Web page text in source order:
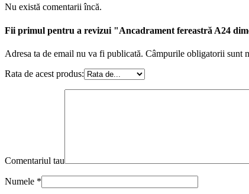
Nu există comentarii încă.
Fii primul pentru a revizui "Ancadrament fereastră A24
Adresa ta de email nu va fi publicată. Câmpurile obligatorii sunt
Rata de acest produs:
Comentariul tau
Numele *